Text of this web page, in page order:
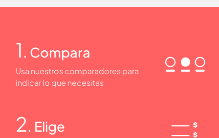
1 . Compara
Usa nuestros comparadores para
indicar lo que necesitas
2. Elige